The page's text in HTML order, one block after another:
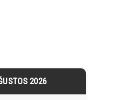
2026